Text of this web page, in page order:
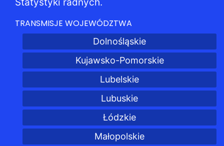
TRANSMISJE WOJEWÓDZTWA
Dolnośląskie
Kujawsko-Pomorskie
Lubelskie
Lubuskie
Łódzkie
Małopolskie